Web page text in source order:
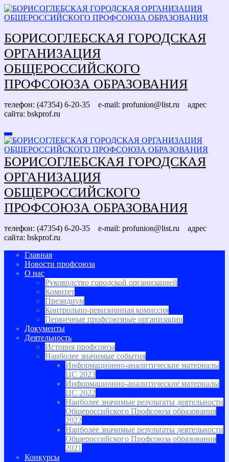
Перейти
к
БОРИСОГЛЕБСКАЯ ГОРОДСКАЯ
ОРГАНИЗАЦИЯ
ОБЩЕРОССИЙСКОГО
ПРОФСОЮЗА ОБРАЗОВАНИЯ
телефон: (47354) 6-20-35 e-mail: profunion@list.ru адрес
сайта: bskprof.ru
БОРИСОГЛЕБСКАЯ ГОРОДСКАЯ
ОРГАНИЗАЦИЯ
ОБЩЕРОССИЙСКОГО
ПРОФСОЮЗА ОБРАЗОВАНИЯ
телефон: (47354) 6-20-35 e-mail: profunion@list.ru адрес
сайта: bskprof.ru
Главная
Новости профсоюза
О нас
Руководство городской организацией
Комитет
Президиум
Контрольно-ревизионная комиссия
Первичные профсоюзные организации
Документы
Деятельность
История профсоюза
Наиболее значимые события
Информационно-аналитические материалы
ЦС 2023
Информационно-аналитические материалы
ЦС 2022
Наиболее значимые результаты деятельности
Общероссийского Профсоюза образования
2022
Наиболее значимые результаты деятельности
Общероссийского Профсоюза образования
2021
Конкурсы